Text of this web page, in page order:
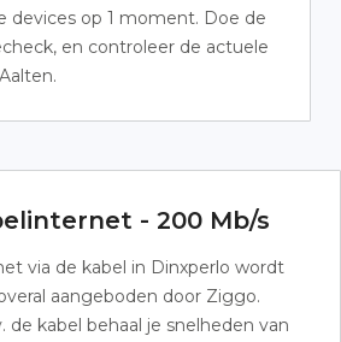
devices op 1 moment. Doe de
en controleer de actuele
- 200 Mb/s
via de kabel in Dinxperlo wordt
aangeboden door Ziggo.
de kabel behaal je snelheden van